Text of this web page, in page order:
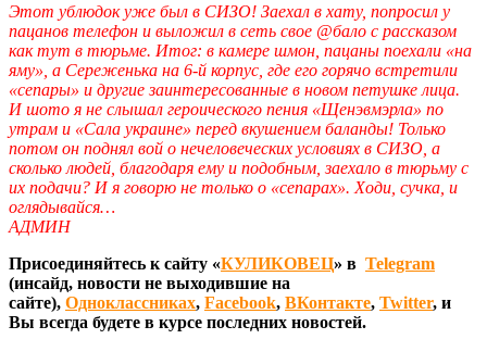
Этот ублюдок уже был в СИЗО! Заехал в хату, попросил у
пацанов телефон и выложил в сеть свое @бало с рассказом
как тут в тюрьме. Итог: в камере шмон, пацаны поехали «на
яму», а Сереженька на 6-й корпус, где его горячо встретили
«сепары» и другие заинтересованные в новом петушке лица.
И шото я не слышал героического пения «Щенэвмэрла» по
утрам и «Сала украине» перед вкушением баланды! Только
потом он поднял вой о нечеловеческих условиях в СИЗО, а
сколько людей, благодаря ему и подобным, заехало в тюрьму с
их подачи? И я говорю не только о «сепарах». Ходи, сучка, и
оглядывайся…
АДМИН
Присоединяйтесь к сайту «КУЛИКОВЕЦ» в Telegram
(инсайд, новости не выходившие на
сайте), Одноклассниках, Facebook, ВКонтакте, Twitter, и
Вы всегда будете в курсе последних новостей.